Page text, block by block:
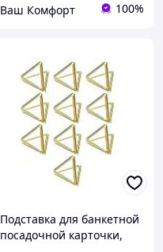
Ваш Комфорт 100%
Подставка для банкетной
посадочной карточки,